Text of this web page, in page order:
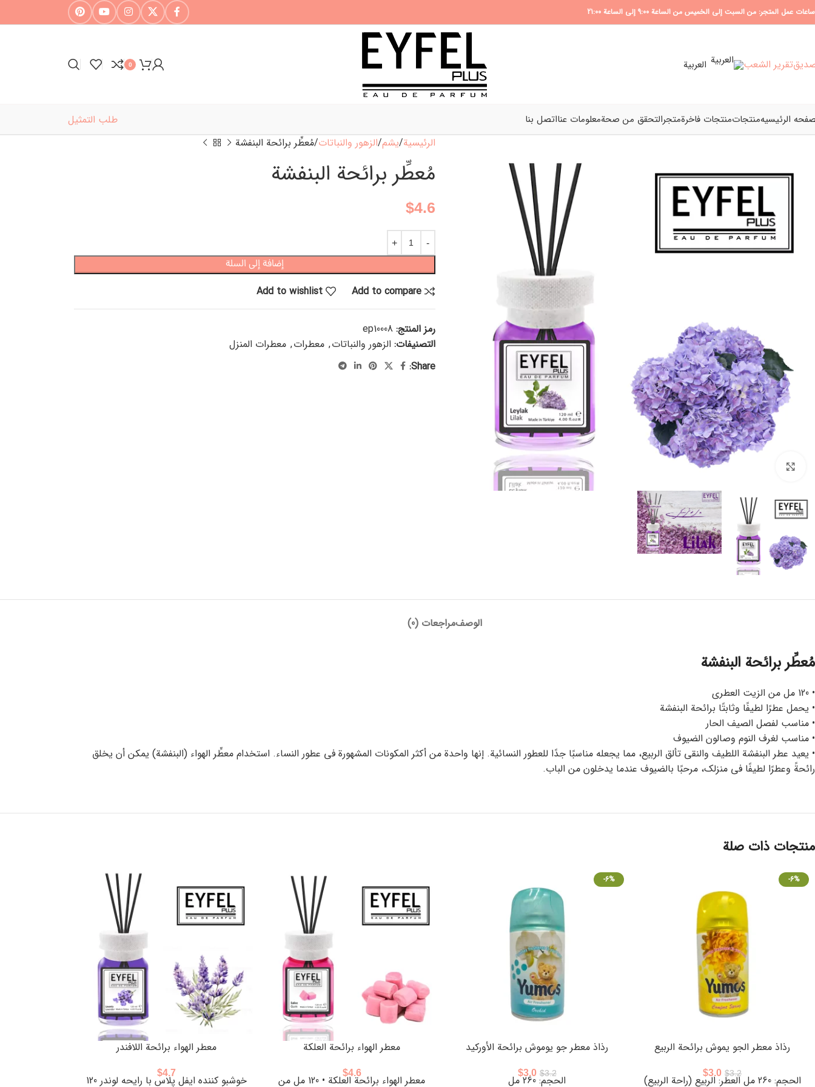
ساعات عمل المتجر: من السبت إلى الخميس من الساعة 9:00 إلى الساعة 21:00
تقرير الشعب العربية 0
الرئیسیهمنتجاتمنتجات فاخرةمتجرالتحقق من صحةمعلومات عنااتصل بنا طلب التمثيل
Click to enlarge
الرئيسية يشم الزهور والنباتات مُعطِّر برائحة البنفشة
مُعطِّر برائحة البنفشة
$4.6
إضافة إلى السلة
Add to compare
Add to wishlist
رمز المنتج: ep10008
التصنيفات: الزهور والنباتات, معطرات, معطرات المنزل
Share:
الوصفمراجعات (0)
مُعطِّر برائحة البنفشة
• 120 مل من الزيت العطري
• يحمل عطرًا لطيفًا وثابتًا برائحة البنفشة
• مناسب لفصل الصيف الحار
• مناسب لغرف النوم وصالون الضيوف
• يعيد عطر البنفشة اللطيف والنقي تألق الربيع، مما يجعله مناسبًا جدًا للعطور النسائية. إنها واحدة من أكثر المكونات المشهورة في عطور النساء. استخدام معطِّر الهواء (البنفشة) يمكن أن يخلق
رائحةً وعطرًا لطيفًا في منزلك، مرحبًا بالضيوف عندما يدخلون من الباب.
منتجات ذات صلة
-6%
رذاذ معطر الجو يموش برائحة الربيع
$3.2
$3.0
الحجم: 260 مل العطر: الربيع (راحة الربيع)
-6%
رذاذ معطر جو يوموش برائحة الأوركيد
$3.2
$3.0
الحجم: 260 مل
معطر الهواء برائحة العلكة
$4.6
معطر الهواء برائحة العلكة • 120 مل من
معطر الهواء برائحة اللافندر
$4.7
خوشبو کننده ایفل پلاس با رایحه لوندر 120